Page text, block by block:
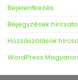
Bejelentkezés
Bejegyzések
Hozzászólások
WordPress